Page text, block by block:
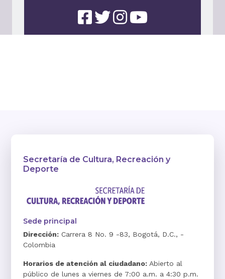
Secretaría de Cultura, Recreación y
Deporte
Sede principal
Dirección: Carrera 8 No. 9 -83, Bogotá, D.C., -
Colombia
Horarios de atención al ciudadano:Abierto al
público de lunes a viernes de 7:00 a.m. a 4:30 p.m.